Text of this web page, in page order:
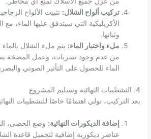
تركيب ألواح الشلال: تثبيت الألواح
الأكريليكية التي سيتدفق عليها الماء، مع
وثباتها.
ملء واختبار الماء: يتم ملء الشلال بالماء
من عدم وجود تسربات، وعمل المضخة
الماء للحصول على التأثير الصوتي
4. التشطيبات النهائية وتسليم المشروع
بعد التركيب، نولي اهتمامًا خاصًا للتشطيبات
إضافة الديكورات النهائية: وضع الحصى،
عناصر ديكورية إضافية لتجميل قاعدة